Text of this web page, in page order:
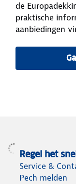
de
praktische
aanbiedingen
Regel het
Service &
Pech melden